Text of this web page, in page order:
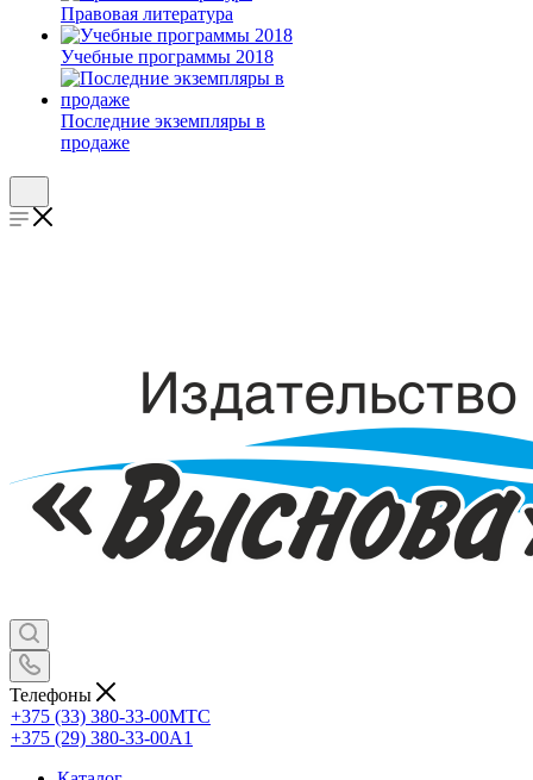
Правовая литература
Учебные программы 2018
Последние экземпляры в
продаже
Телефоны
+375 (33) 380-33-00МТС
+375 (29) 380-33-00А1